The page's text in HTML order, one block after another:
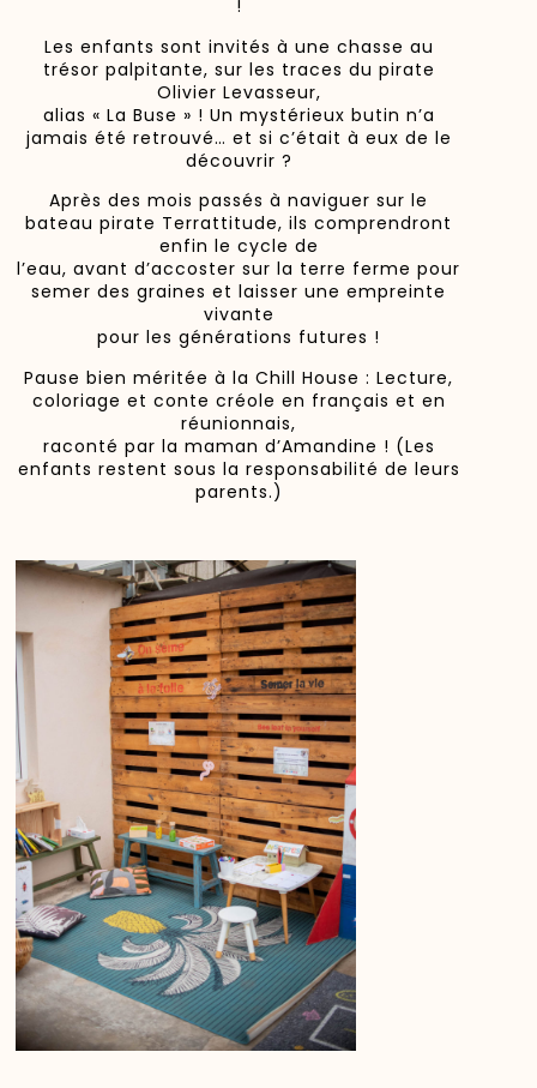
!
Les enfants sont invités à une chasse au
trésor palpitante, sur les traces du pirate
Olivier Levasseur,
alias « La Buse » ! Un mystérieux butin n’a
jamais été retrouvé… et si c’était à eux de le
découvrir ?
Après des mois passés à naviguer sur le
bateau pirate Terrattitude, ils comprendront
enfin le cycle de
l’eau, avant d’accoster sur la terre ferme pour
semer des graines et laisser une empreinte
vivante
pour les générations futures !
Pause bien méritée à la Chill House : Lecture,
coloriage et conte créole en français et en
réunionnais,
raconté par la maman d’Amandine ! (Les
enfants restent sous la responsabilité de leurs
parents.)